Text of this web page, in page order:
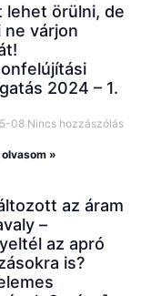
lehet örülni, de
ne várjon
2024 – 1.
08 Nincs hozzászólás
»
az áram
–
az apró
is?